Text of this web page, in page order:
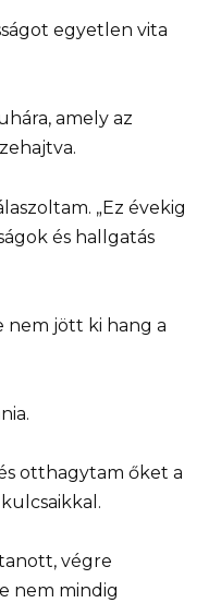
egyetlen vita
amely az
„Ez évekig
és hallgatás
nem jött ki hang a
otthagytam őket a
végre
nem mindig